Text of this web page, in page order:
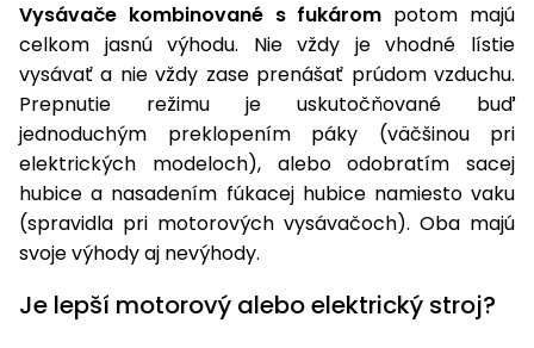
Vysávače kombinované s fukárom potom majú
celkom jasnú výhodu. Nie vždy je vhodné lístie
vysávať a nie vždy zase prenášať prúdom vzduchu.
Prepnutie režimu je uskutočňované buď
jednoduchým preklopením páky (väčšinou pri
elektrických modeloch), alebo odobratím sacej
hubice a nasadením fúkacej hubice namiesto vaku
(spravidla pri motorových vysávačoch). Oba majú
svoje výhody aj nevýhody.
Je lepší motorový alebo elektrický stroj?